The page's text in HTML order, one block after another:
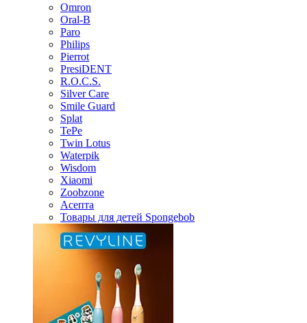
Omron
Oral-B
Paro
Philips
Pierrot
PresiDENT
R.O.C.S.
Silver Care
Smile Guard
Splat
TePe
Twin Lotus
Waterpik
Wisdom
Xiaomi
Zoobzone
Асепта
Товары для детей Spongebob